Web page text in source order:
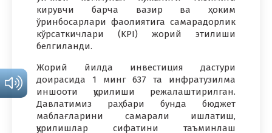
кирувчи барча вазир ва ҳоким
ўринбосарлари фаолиятига самарадорлик
кўрсаткичлари (KPI) жорий этилиши
белгиланди.
Жорий йилда инвестиция дастури
доирасида 1 минг 637 та инфратузилма
иншооти қурилиши режалаштирилган.
Давлатимиз раҳбари бунда бюджет
маблағларини самарали ишлатиш,
қурилишлар сифатини таъминлаш